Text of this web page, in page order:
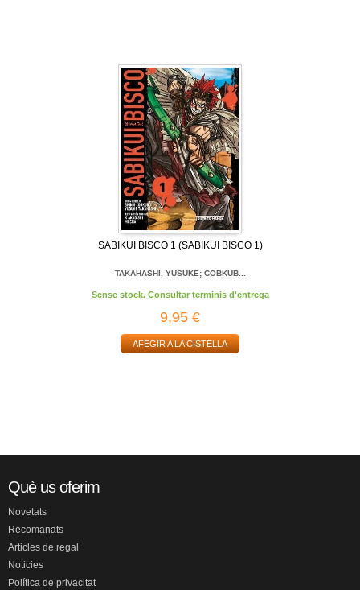
SABIKUI BISCO 1 (SABIKUI BISCO 1)
TAKAHASHI, YUSUKE; COBKUB...
Sense stock. Consultar terminis d'entrega
9,95 €
AFEGIR A LA CISTELLA
Què us oferim
Novetats
Recomanats
Articles de regal
Noticies
Política de privacitat